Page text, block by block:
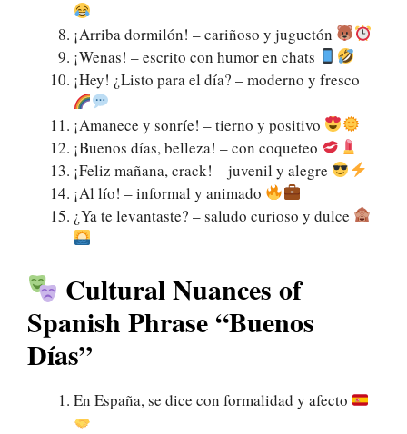
¡Arriba dormilón! – cariñoso y juguetón
¡Wenas! – escrito con humor en chats
¡Hey! ¿Listo para el día? – moderno y fresco
¡Amanece y sonríe! – tierno y positivo
¡Buenos días, belleza! – con coqueteo
¡Feliz mañana, crack! – juvenil y alegre
¡Al lío! – informal y animado
¿Ya te levantaste? – saludo curioso y dulce
Cultural Nuances of
Spanish Phrase “Buenos
Días”
En España, se dice con formalidad y afecto